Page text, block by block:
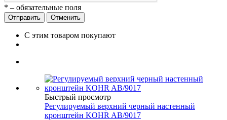
* – обязательные поля
Отменить
С этим товаром покупают
Быстрый просмотр
Регулируемый верхний черный настенный
кронштейн KOHR AB/9017